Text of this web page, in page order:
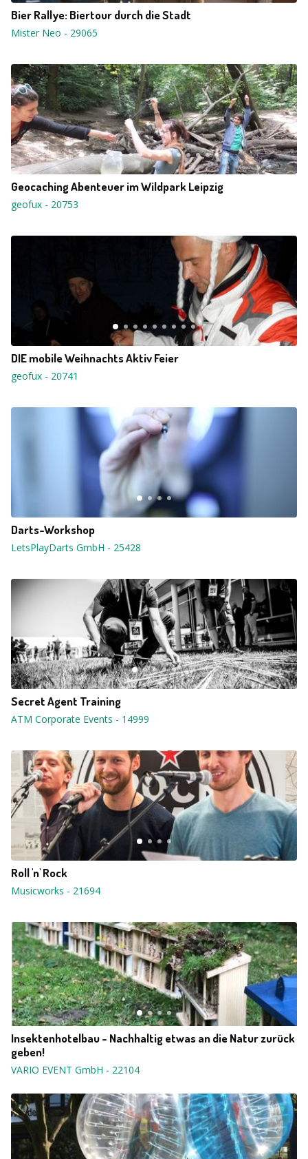
Bier Rallye: Biertour durch die Stadt
Mister Neo - 29065
Geocaching Abenteuer im Wildpark Leipzig
geofux - 20753
DIE mobile Weihnachts Aktiv Feier
geofux - 20741
Darts-Workshop
LetsPlayDarts GmbH - 25428
Secret Agent Training
ATM Corporate Events - 14999
Roll 'n' Rock
Musicworks - 21694
Insektenhotelbau - Nachhaltig etwas an die Natur zurück
geben!
VARIO EVENT GmbH - 22104